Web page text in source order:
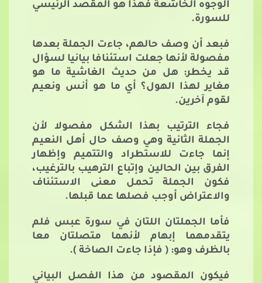
الوجوه الخاشعة فهذا هو المقصد الرئيسي
للسورة.
فبعد أن وصف حالهم، جاءت الجملة بعدها
مفصولة لأنها جعلت استئنافا بيانيا لسؤال
قد يخطر: هل من حديث الغاشية ما هو
مغاير لهذا الهول؟ أي ما هو أنس ونعيم
لقوم آخرين.
فجاء الترتيب بهذا الشكل مفصولا لأن
الجملة الثانية وهي وصف حال أهل النعيم
إنما جاءت للاستطراد والتتميم وإظهار
الفرق بين الحالين وإتباع الترهيب بالترغيب،
فكون الجملة تحمل معنى الاستئناف
والاعتراض أوجب فصلها عما قبلها.
فأما الجملتان اللتان في سورة عبس فلم
يتقدمهما إبهام لأنهما متصلتان معا
بالظرف وهو: ( فإذا جاءت الصاخة ).
فيكون المقصود من هذا الفصل البياني